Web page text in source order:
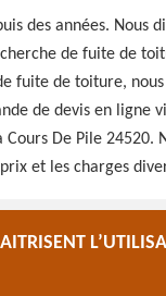
des années. Nous
de fuite de
fuite de toiture,
de devis en ligne
De Pile 24520.
et les charges